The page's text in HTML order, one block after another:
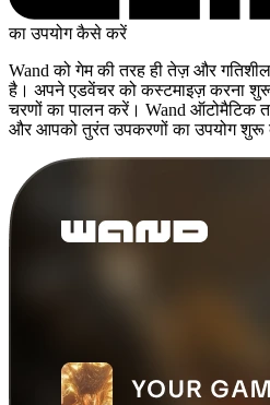
का उपयोग कैसे करें
Wand को गेम की तरह ही तेज़ और
है। अपने एडवेंचर को कस्टमाइज़ करना
चरणों का पालन करें। Wand ऑटोमैटिक
और आपको तुरंत उपकरणों का उपयोग शुरू